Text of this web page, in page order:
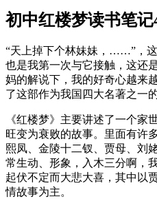
初中红楼梦读书笔记
“天上掉下个林妹妹，……”，这
也是我第一次与它接触，这还
妈的解说下，我的好奇心越来
了这部作为我国四大名著之一
《红楼梦》主要讲述了一个
旺变为衰败的故事。里面有许
熙凤、金陵十二钗、贾母、刘
常生动、形象，入木三分啊，
起伏不定而大悲大喜，其中以
情故事为主。